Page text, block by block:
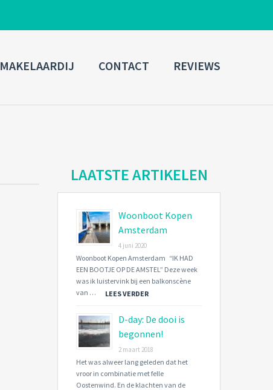
Username
Connect with:
Forgot
password? SIGN IN
Remember me
MAKELAARDIJ CONTACT REVIEWS
LAATSTE ARTIKELEN
Woonboot Kopen
Amsterdam
4 juni 2020
Woonboot Kopen Amsterdam “IK HAD
EEN BOOTJE OP DE AMSTEL” Deze week
was ik luistervink bij een balkonscène
van …
LEES VERDER
D-day: De dooi is
begonnen!
2 maart 2018
Het was alweer lang geleden dat het
vroor in combinatie met felle
Oostenwind. En de klachten van de